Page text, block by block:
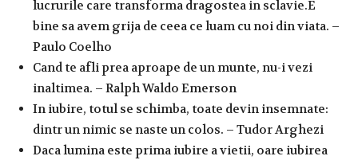
lucrurile care transforma dragostea in sclavie.E
bine sa avem grija de ceea ce luam cu noi din viata. –
Paulo Coelho
Cand te afli prea aproape de un munte, nu-i vezi
inaltimea. – Ralph Waldo Emerson
In iubire, totul se schimba, toate devin insemnate:
dintr un nimic se naste un colos. – Tudor Arghezi
Daca lumina este prima iubire a vietii, oare iubirea